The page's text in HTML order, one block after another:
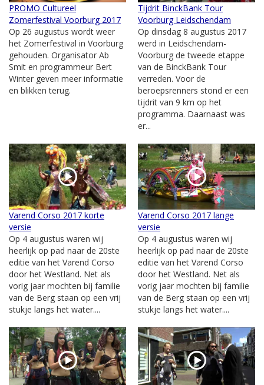
PROMO Cultureel
Zomerfestival Voorburg 2017
Op 26 augustus wordt weer
het Zomerfestival in Voorburg
gehouden. Organisator Ab
Smit en programmeur Bert
Winter geven meer informatie
en blikken terug.
Tijdrit BinckBank Tour
Voorburg Leidschendam
Op dinsdag 8 augustus 2017
werd in Leidschendam-
Voorburg de tweede etappe
van de BinckBank Tour
verreden. Voor de
beroepsrenners stond er een
tijdrit van 9 km op het
programma. Daarnaast was
er...
Varend Corso 2017 korte
versie
Op 4 augustus waren wij
heerlijk op pad naar de 20ste
editie van het Varend Corso
door het Westland. Net als
vorig jaar mochten bij familie
van de Berg staan op een vrij
stukje langs het water....
Varend Corso 2017 lange
versie
Op 4 augustus waren wij
heerlijk op pad naar de 20ste
editie van het Varend Corso
door het Westland. Net als
vorig jaar mochten bij familie
van de Berg staan op een vrij
stukje langs het water....